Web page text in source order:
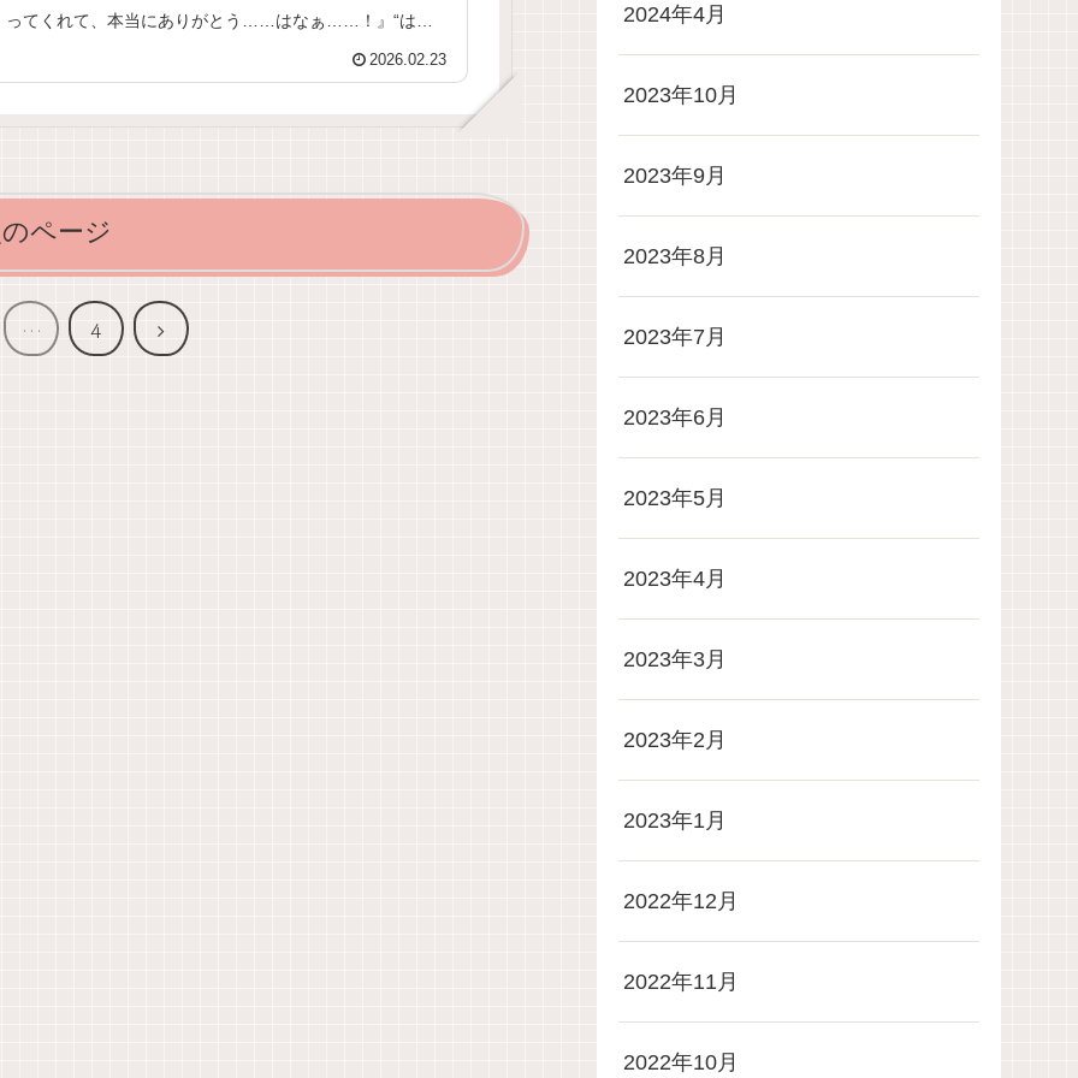
ってくれて、本当にありがとう……はなぁ……！』“は
2026.02.23
ページ
… 4
次
2024年4月
2023年10月
2023年9月
2023年8月
2023年7月
2023年6月
2023年5月
2023年4月
2023年3月
2023年2月
2023年1月
2022年12月
2022年11月
2022年10月